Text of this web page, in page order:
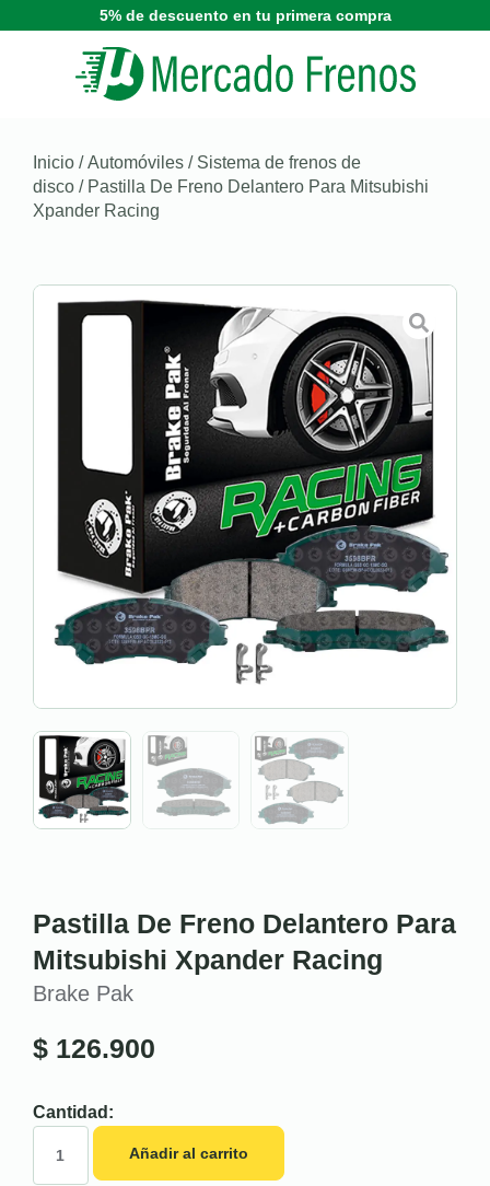
5% de descuento en tu primera compra
Inicio /Automóviles / Sistema de frenos de
disco / Pastilla De Freno Delantero Para Mitsubishi
Xpander Racing
Pastilla De Freno Delantero Para
Mitsubishi Xpander Racing
Brake Pak
$ 126.900
Cantidad:
Añadir al carrito